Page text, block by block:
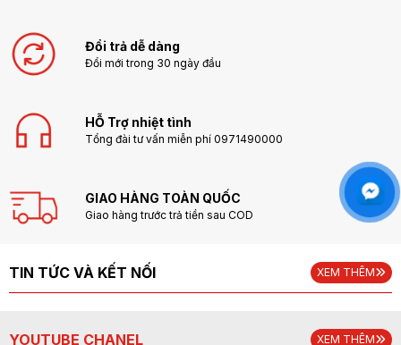
Đổi trả dễ dàng
Đổi mới trong 30 ngày đầu
HỖ Trợ nhiệt tình
Tổng đài tư vấn miễn phí 0971490000
GIAO HÀNG TOÀN QUỐC
Giao hàng trước trả tiền sau COD
TIN TỨC VÀ KẾT NỐI XEM THÊM
YOUTUBE CHANEL XEM THÊM